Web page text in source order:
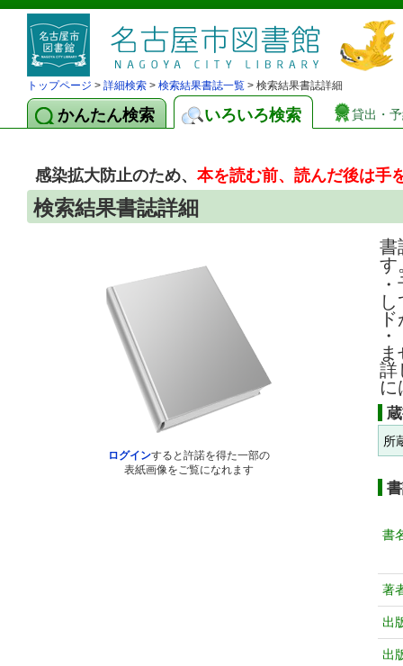
トップページ > 詳細検索 > 検索結果書誌一覧 > 検索結果書誌詳細
かんたん検索 いろいろ検索 貸出・
感染拡大防止のため、本を読む前、読んだ後は手
検索結果書誌詳細
ログインすると許諾を得た一部の
表紙画像をご覧になれます
書
す
詳
に
所
書
著
出
出